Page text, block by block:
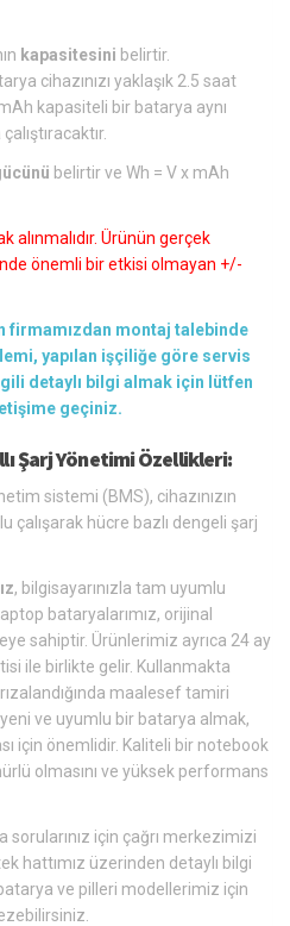
kapasitesini belirtir.
cihazınızı yaklaşık 2.5 saat
kapasiteli bir batarya aynı
belirtir ve Wh = V x mAh
Ürünün gerçek
önemli bir etkisi olmayan +/-
firmamızdan montaj talebinde
yapılan işçiliğe göre servis
detaylı bilgi almak için lütfen
geçiniz.
Şarj Yönetimi Özellikleri:
sistemi (BMS), cihazınızın
çalışarak hücre bazlı dengeli şarj
, bilgisayarınızla tam uyumlu
bataryalarımız, orijinal
sahiptir. Ürünlerimiz ayrıca 24 ay
ile birlikte gelir. Kullanmakta
maalesef tamiri
ve uyumlu bir batarya almak,
için önemlidir. Kaliteli bir notebook
olmasını ve yüksek performans
sorularınız için çağrı merkezimizi
hattımız üzerinden detaylı bilgi
ve pilleri modellerimiz için